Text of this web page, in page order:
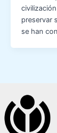
preservar
se han